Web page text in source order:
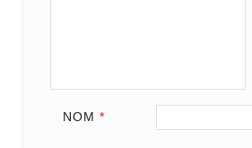
NOM *